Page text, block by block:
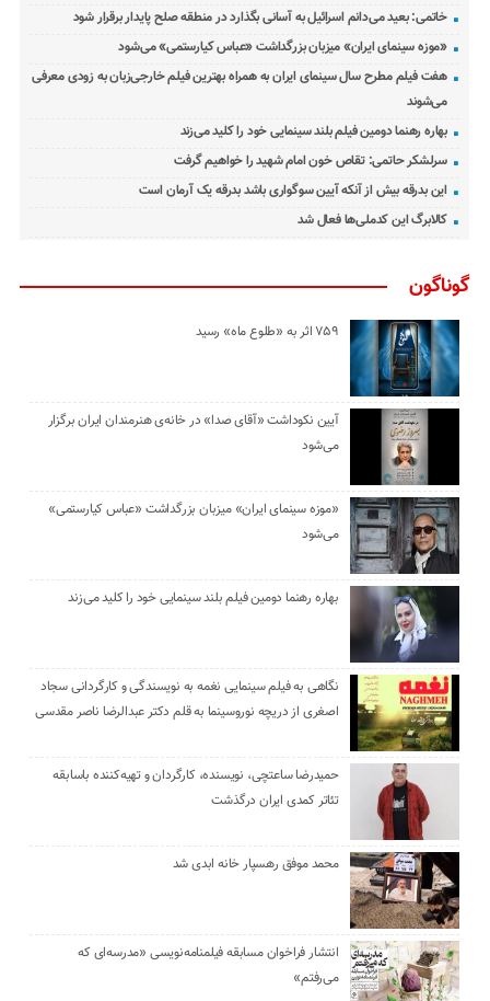
خاتمی: بعید می‌دانم اسرائیل به آسانی بگذارد در منطقه صلح پایدار برقرار شود
«موزه سینمای ایران» میزبان بزرگداشت «عباس کیارستمی» می‌شود
هفت فیلم مطرح سال سینمای ایران به همراه بهترین فیلم خارجی‌زبان به زودی معرفی
می‌شوند
بهاره رهنما دومین فیلم بلند سینمایی خود را کلید می‌زند
سرلشکر حاتمی: تقاص خون امام شهید را خواهیم گرفت
این بدرقه بیش از آنکه آیین سوگواری باشد بدرقه یک آرمان است
کالابرگ این کدملی‌ها فعال شد
گوناگون
۷۵۹ اثر به «طلوع ماه» رسید
آیین نکوداشت «آقای صدا» در خانه‌ی هنرمندان ایران برگزار
می‌شود
«موزه سینمای ایران» میزبان بزرگداشت «عباس کیارستمی»
می‌شود
بهاره رهنما دومین فیلم بلند سینمایی خود را کلید می‌زند
نگاهی به فیلم سینمایی نغمه به نویسندگی و کارگردانی سجاد
اصغری از دریچه نوروسینما به قلم دکتر عبدالرضا ناصر مقدسی
حمیدرضا ساعتچی، نویسنده، کارگردان و تهیه‌کننده باسابقه
تئاتر کمدی ایران درگذشت
محمد موفق رهسپار خانه ابدی شد
انتشار فراخوان مسابقه فیلمنامه‌نویسی «مدرسه‌ای که
می‌رفتم»